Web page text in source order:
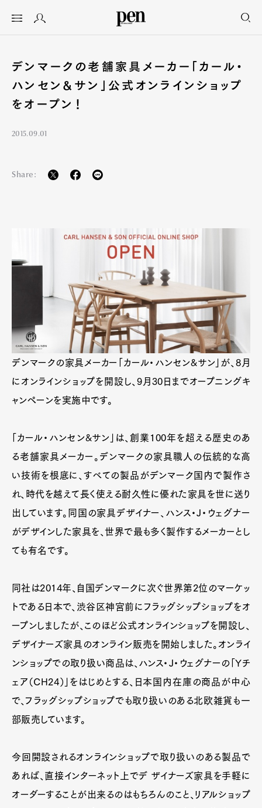
デンマークの老舗家具メーカー「カール・
ハンセン&サン」公式オンラインショップ
をオープン！
2015.09.01
Share:
デンマークの家具メーカー「カール・ハンセン&サン」が、8月
にオンラインショップを開設し、9月30日までオープニングキ
ャンペーンを実施中です。
「カール・ハンセン&サン」は、創業100年を超える歴史のあ
る老舗家具メーカー。デンマークの家具職人の伝統的な高
い技術を根底に、すべての製品がデンマーク国内で製作さ
れ、時代を越えて長く使える耐久性に優れた家具を世に送り
出しています。同国の家具デザイナー、ハンス・J・ウェグナー
がデザインした家具を、世界で最も多く製作するメーカーとし
ても有名です。
同社は2014年、自国デンマークに次ぐ世界第2位のマーケッ
トである日本で、渋谷区神宮前にフラッグシップショップをオ
ープンしましたが、このほど公式オンラインショップを開設し、
デザイナーズ家具のオンライン販売を開始しました。オンライ
ンショップでの取り扱い商品は、ハンス・J・ウェグナーの「Yチ
ェア（CH24）」をはじめとする、日本国内在庫の商品が中心
で、フラッグシップショップでも取り扱いのある北欧雑貨も一
部販売しています。
今回開設されるオンラインショップで取り扱いのある製品で
あれば、直接インターネット上でデ ザイナーズ家具を手軽に
オーダーすることが出来るのはもちろんのこと、リアルショップ